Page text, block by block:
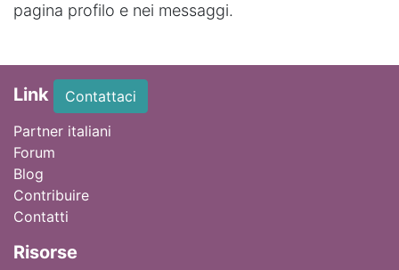
pagina profilo e nei messaggi.
Link
Contattaci
Partner italiani
Forum
Blog
Contribuire
Contatti
Risorse